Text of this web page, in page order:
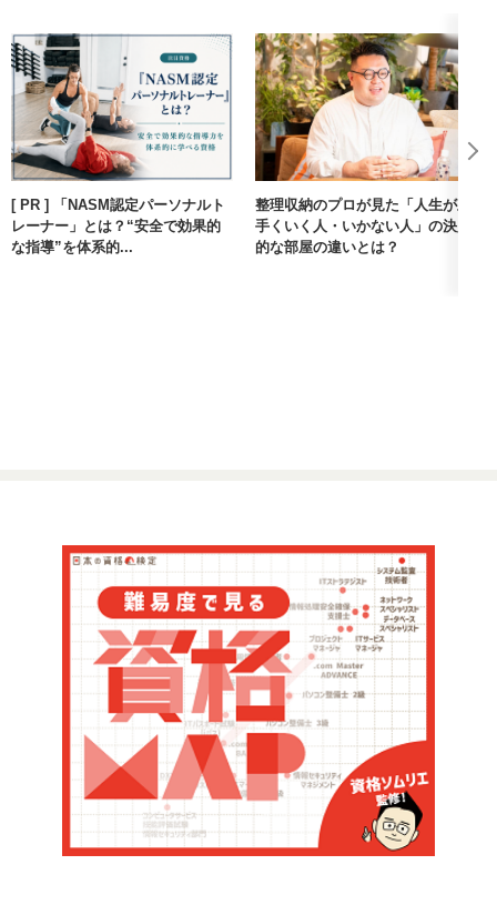
[ PR ] 「NASM認定パーソナルト
レーナー」とは？“安全で効果的
な指導”を体系的...
整理収納のプロが見た「人生が上
手くいく人・いかない人」の決定
的な部屋の違いとは？